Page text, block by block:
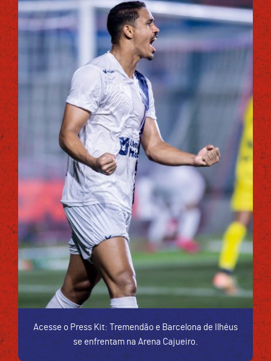
Acesse o Press Kit: Tremendão e Barcelona de Ilhéus
se enfrentam na Arena Cajueiro.